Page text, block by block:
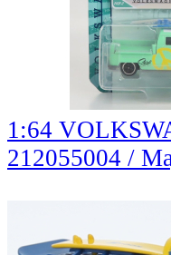
1:64
212055004 /